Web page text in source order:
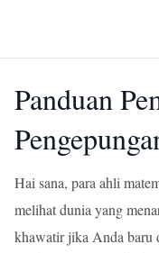
Panduan
Hai sana, para ahli
melihat dunia yang
khawatir jika Anda baru